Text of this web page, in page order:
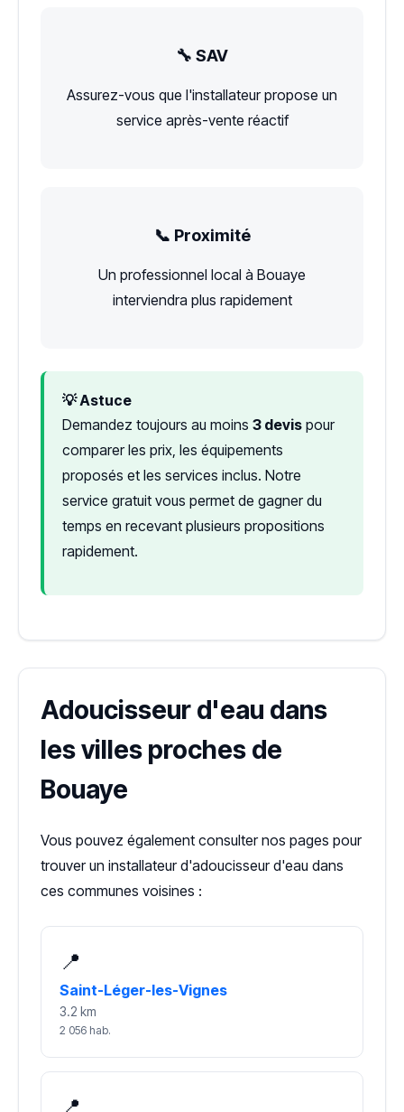
🔧 SAV
Assurez-vous que l'installateur propose un
service après-vente réactif
📞 Proximité
Un professionnel local à Bouaye
interviendra plus rapidement
💡 Astuce
Demandez toujours au moins 3 devis pour
comparer les prix, les équipements
proposés et les services inclus. Notre
service gratuit vous permet de gagner du
temps en recevant plusieurs propositions
rapidement.
Adoucisseur d'eau dans
les villes proches de
Bouaye
Vous pouvez également consulter nos pages pour
trouver un installateur d'adoucisseur d'eau dans
ces communes voisines :
📍
Saint-Léger-les-Vignes
3.2 km
2 056 hab.